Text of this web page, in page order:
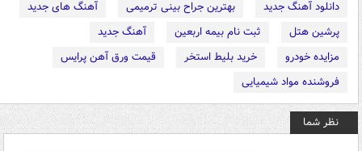
دانلود آهنگ جدید
بهترین جراح بینی ترمیمی
آهنگ های جدید
پرشین هتل
ثبت نام بیمه اربعین
آهنگ جدید
مزایده خودرو
خرید بلیط استخر
قیمت ورق آهن پرایس
فروشنده مواد شیمیایی
نظر شما